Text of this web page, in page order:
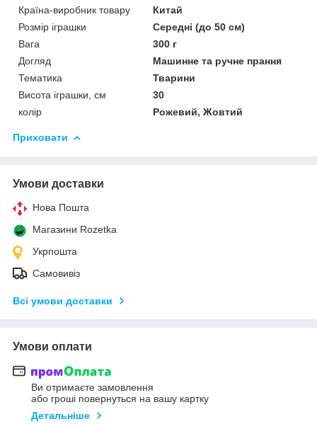
Країна-виробник товару
Китай
Розмір іграшки
Середні (до 50 см)
Вага
300 г
Догляд
Машинне та ручне прання
Тематика
Тварини
Висота іграшки, см
30
колір
Рожевий, Жовтий
Приховати
Умови доставки
Нова Пошта
Магазини Rozetka
Укрпошта
Самовивіз
Всі умови доставки
Умови оплати
Ви отримаєте замовлення
або гроші повернуться на вашу картку
Детальніше